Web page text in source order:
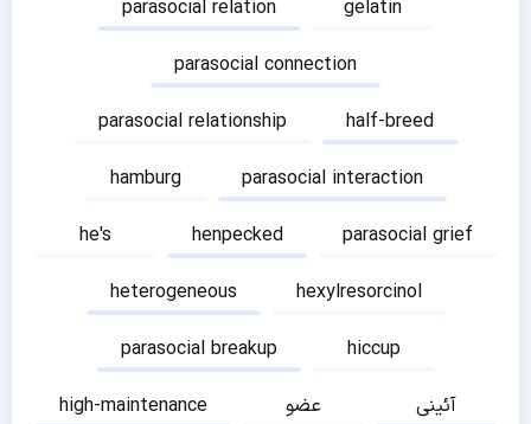
parasocial relation
gelatin
parasocial connection
parasocial relationship
half-breed
hamburg
parasocial interaction
he's
henpecked
parasocial grief
heterogeneous
hexylresorcinol
parasocial breakup
hiccup
high-maintenance
عضو
آئینی